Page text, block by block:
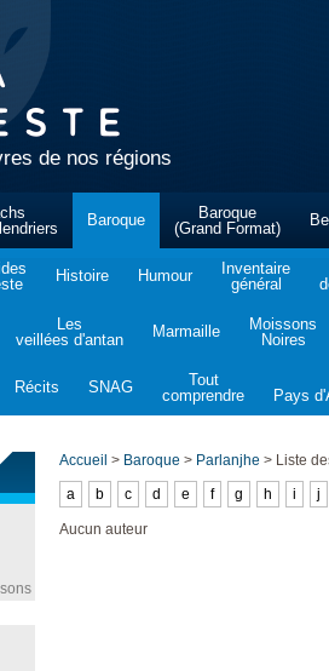
de nos régions
Baroque
Baroque
(Grand Format)
Histoire Humour
Inventaire
général
Les
veillées d'antan
Marmaille
Moissons
Noires
Récits SNAG
Tout
comprendre
Pays
Accueil > Baroque > Parlanjhe > Liste
a
b c d e f g h i j
Aucun auteur